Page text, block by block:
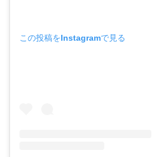
この投稿をInstagramで見る